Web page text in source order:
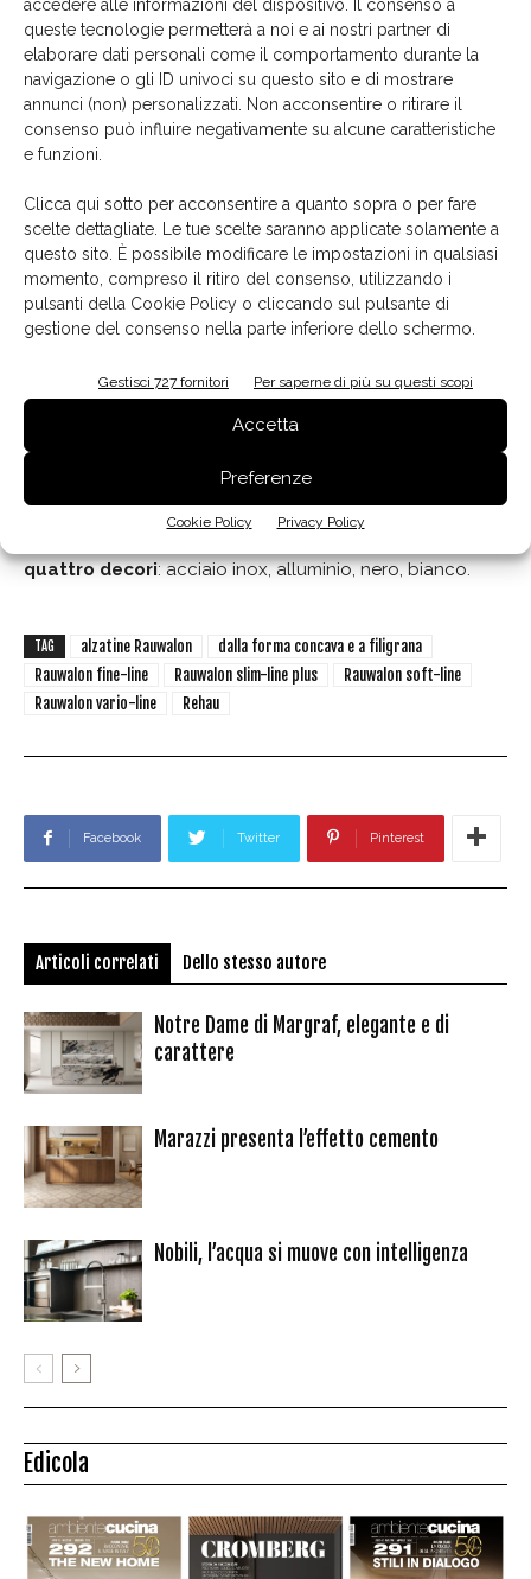
accedere alle informazioni del dispositivo. Il consenso a
queste tecnologie permetterà a noi e ai nostri partner di
elaborare dati personali come il comportamento durante la
navigazione o gli ID univoci su questo sito e di mostrare
annunci (non) personalizzati. Non acconsentire o ritirare il
consenso può influire negativamente su alcune caratteristiche
e funzioni.
Clicca qui sotto per acconsentire a quanto sopra o per fare
scelte dettagliate. Le tue scelte saranno applicate solamente a
questo sito. È possibile modificare le impostazioni in qualsiasi
momento, compreso il ritiro del consenso, utilizzando i
pulsanti della Cookie Policy o cliccando sul pulsante di
gestione del consenso nella parte inferiore dello schermo.
Gestisci 727 fornitori Per saperne di più su questi scopi
Accetta
Preferenze
Cookie Policy Privacy Policy
acrilici/ceramici.
La progettazione simmetrica dei profili e dell’innovativo
raccordo fanno di questa alzatina
sfruttabile anche per transizioni verticali
soffitti o pavimenti, nonché per l’applicazione
quattro decori: acciaio inox, alluminio, nero, bianco.
TAG alzatine Rauwalon
dalla forma concava e a filigrana
Rauwalon fine-line
Rauwalon slim-line plus
Rauwalon soft-line
Rauwalon vario-line
Rehau
Facebook Twitter Pinterest
Articoli correlati Dello stesso autore
Notre Dame di Margraf, elegante e di
carattere
Marazzi presenta l’effetto cemento
Nobili, l’acqua si muove con intelligenza
Edicola